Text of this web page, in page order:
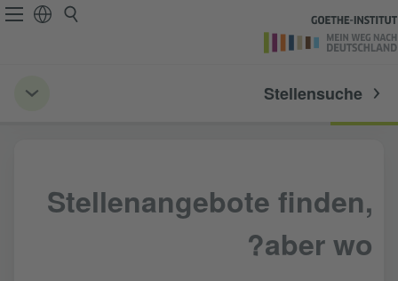
Stellensuche
Stellenangebote finden,
aber wo?